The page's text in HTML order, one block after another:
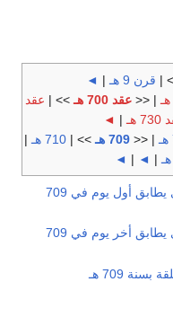
قرن 9 هـ |
◄
| << عقد 700 هـ >> | عقد
هـ |
◄
| << 709 هـ >> | 710 هـ
|
|
◄
|
◄
إضغط هنا لمعرفة اليوم الميلادي الذي يطابق أول يوم في 709
إضغط هنا لمعرفة اليوم الميلادي الذي يطابق أخر يوم في 709
709 هـ